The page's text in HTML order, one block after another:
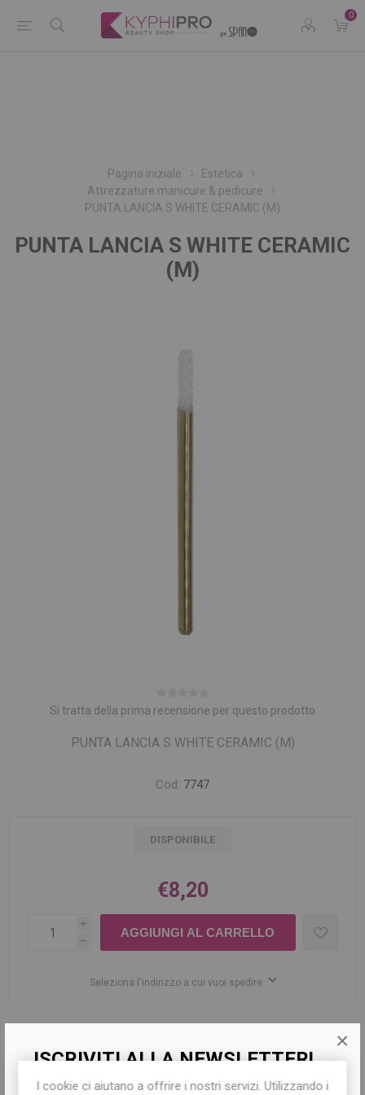
ISCRIVITI ALLA NEWSLETTER!
×
0
Pagina iniziale
Estetica
Attrezzature manicure & pedicure
PUNTA LANCIA S WHITE CERAMIC (M)
PUNTA LANCIA S WHITE CERAMIC
(M)
Si tratta della prima recensione per questo prodotto
PUNTA LANCIA S WHITE CERAMIC (M)
Cod: 7747
DISPONIBILE
€8,20
i
h
Seleziona l'indirizzo a cui vuoi spedire
I cookie ci aiutano a offrire i nostri servizi. Utilizzando i